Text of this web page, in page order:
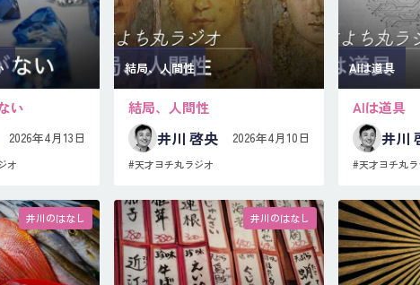
い
2026年4月13日
オ
結局、人間性
結局、人間性
井川 啓央 2026年4月10日
#天才ヨチ丸ラジオ
AIは道具
AIは道具
井川
#天才ヨチ丸ラ
井川のはなし 井川のはなし